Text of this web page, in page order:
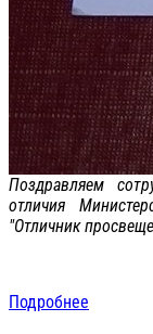
Поздравляем
отличия
"Отличник
Подробнее